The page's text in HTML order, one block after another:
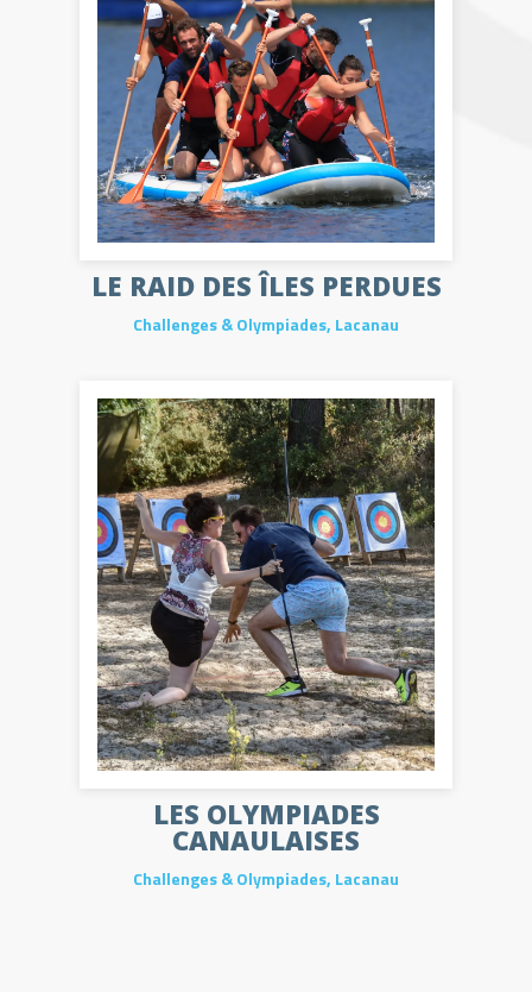
LE RAID DES ÎLES PERDUES
Challenges & Olympiades, Lacanau
LES OLYMPIADES
CANAULAISES
Challenges & Olympiades, Lacanau